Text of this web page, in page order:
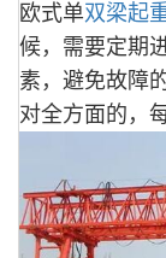
欧式单双梁起
候，需要定期
素，避免故障
对全方面的，